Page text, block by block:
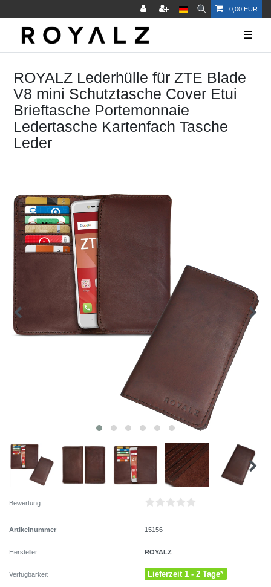
0,00 EUR
☰
ROYALZ Lederhülle für ZTE Blade
V8 mini Schutztasche Cover Etui
Brieftasche Portemonnaie
Ledertasche Kartenfach Tasche
Leder
Bewertung
Artikelnummer 15156
Hersteller ROYALZ
Verfügbarkeit Lieferzeit 1 - 2 Tage*